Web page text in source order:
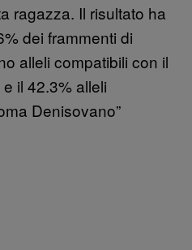
ragazza. Il risultato ha
dei frammenti di
alleli compatibili con il
il 42.3% alleli
Denisovano”